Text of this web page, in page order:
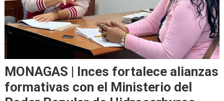
MONAGAS | Inces fortalece alianzas
formativas con el Ministerio del